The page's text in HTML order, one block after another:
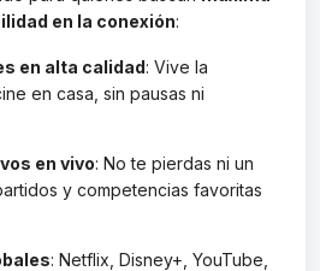
en la conexión:
en alta calidad: Vive la
en casa, sin pausas ni
en vivo: No te pierdas ni un
y competencias favoritas
: Netflix, Disney+, YouTube,